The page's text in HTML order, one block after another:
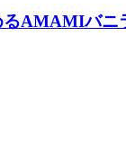
AMAMIバニ